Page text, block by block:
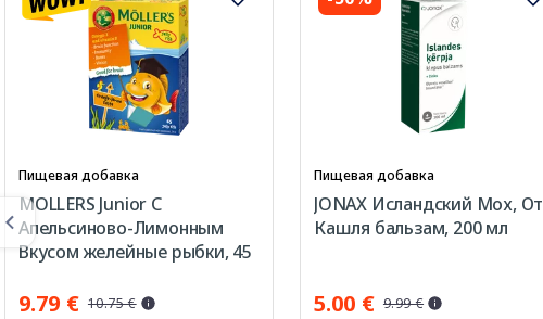
Пищевая добавка
MOLLERS Junior C
Апельсиново-Лимонным
Вкусом желейные рыбки, 45
9.79 € 10.75 €
Пищевая добавка
JONAX Исландский Мох, От
Кашля бальзам, 200 мл
5.00 € 9.99 €